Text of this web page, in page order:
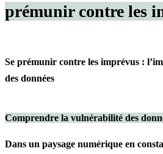
prémunir contre les
Se prémunir contre les imprévus :
des données
Comprendre la vulnérabilité des
Dans un paysage numérique en